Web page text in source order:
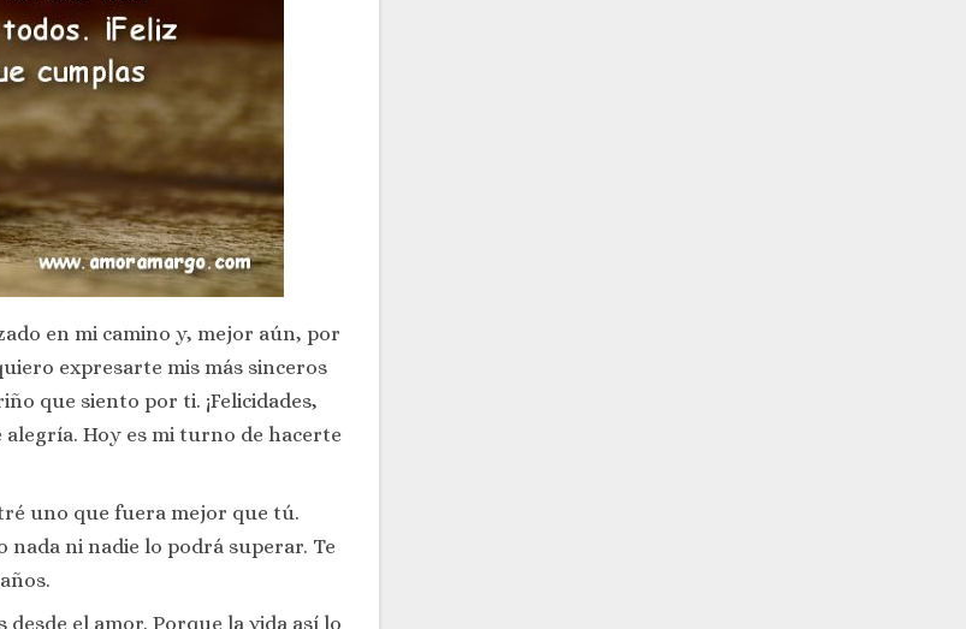
en mi camino y, mejor aún, por
expresarte mis más sinceros
que siento por ti. ¡Felicidades,
Hoy es mi turno de hacerte
uno que fuera mejor que tú.
nada ni nadie lo podrá superar. Te
el amor. Porque la vida así lo